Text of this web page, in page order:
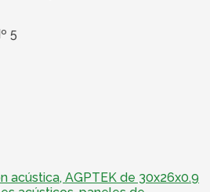
5
acústica, AGPTEK de 30x26x0.9